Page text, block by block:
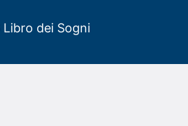
Libro dei Sogni